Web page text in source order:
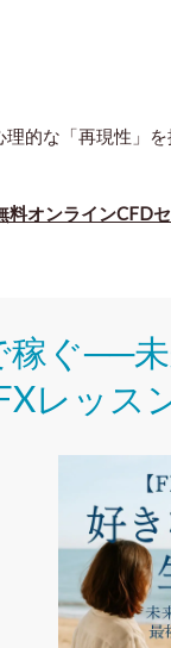
理的な「再現性」
オンラインCFD
稼ぐ──
レッス